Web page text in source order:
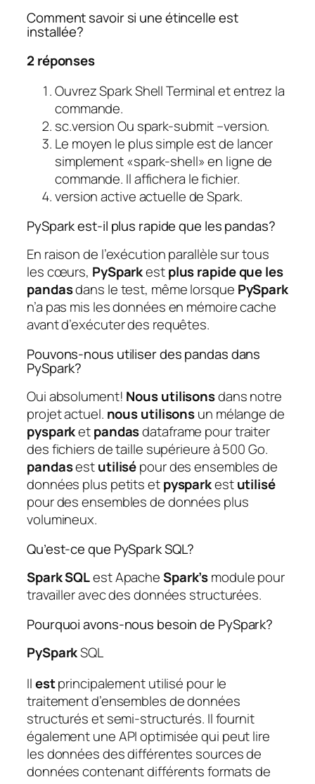
Comment savoir si une étincelle est
installée?
2 réponses
Ouvrez Spark Shell Terminal et entrez la
commande.
sc.version Ou spark-submit –version.
Le moyen le plus simple est de lancer
simplement «spark-shell» en ligne de
commande. Il affichera le fichier.
version active actuelle de Spark.
PySpark est-il plus rapide que les pandas?
En raison de l’exécution parallèle sur tous
les cœurs, PySparkestplus rapide que les
pandasdans le test, même lorsque PySpark
n’a pas mis les données en mémoire cache
avant d’exécuter des requêtes.
Pouvons-nous utiliser des pandas dans
PySpark?
Oui absolument! Nous utilisonsdans notre
projet actuel. nous utilisonsun mélange de
pysparketpandasdataframe pour traiter
des fichiers de taille supérieure à 500 Go.
pandasestutilisépour des ensembles de
données plus petits etpysparkestutilisé
pour des ensembles de données plus
volumineux.
Qu’est-ce que PySpark SQL?
Spark SQLest ApacheSpark’smodule pour
travailler avec des données structurées.
Pourquoi avons-nous besoin de PySpark?
PySparkSQL
Ilestprincipalement utilisé pour le
traitement d’ensembles de données
structurés et semi-structurés. Il fournit
également une API optimisée qui peut lire
les données des différentes sources de
données contenant différents formats de